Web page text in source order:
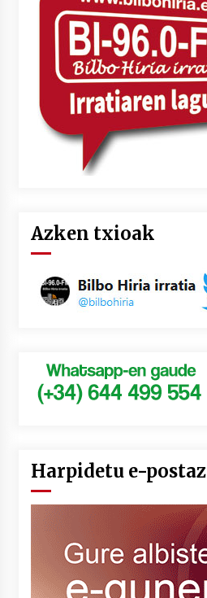
Azken txioak
Harpidetu e-postaz